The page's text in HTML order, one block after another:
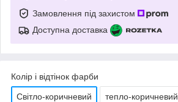
Замовлення під захистом
Доступна доставка
Колір і відтінок фарби
Світло-коричневий тепло-коричневий